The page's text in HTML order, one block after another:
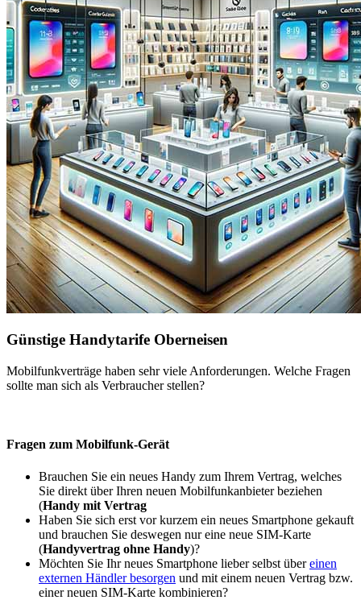
Günstige Handytarife Oberneisen
Mobilfunkverträge haben sehr viele Anforderungen. Welche Fragen
sollte man sich als Verbraucher stellen?
Fragen zum Mobilfunk-Gerät
Brauchen Sie ein neues Handy zum Ihrem Vertrag, welches
Sie direkt über Ihren neuen Mobilfunkanbieter beziehen
(Handy mit Vertrag
Haben Sie sich erst vor kurzem ein neues Smartphone gekauft
und brauchen Sie deswegen nur eine neue SIM-Karte
(Handyvertrag ohne Handy)?
Möchten Sie Ihr neues Smartphone lieber selbst übereinen
externen Händler besorgen und mit einem neuen Vertrag bzw.
einer neuen SIM-Karte kombinieren?